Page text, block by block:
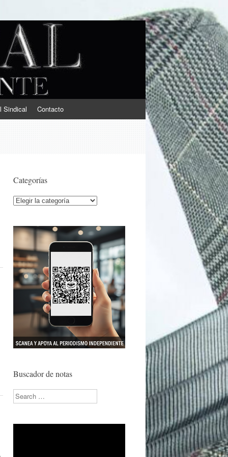
Sindical Contacto
Categorías
Categorías
Buscador de notas
Search